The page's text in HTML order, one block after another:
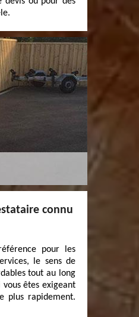
connu
pour les
le sens de
tout au long
êtes exigeant
plus rapidement.